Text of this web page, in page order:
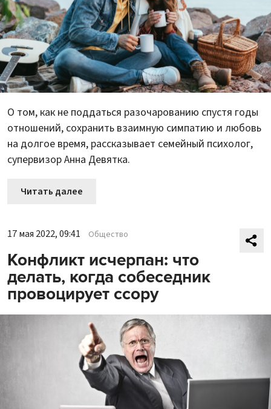
О том, как не поддаться разочарованию спустя годы
отношений, сохранить взаимную симпатию и любовь
на долгое время, рассказывает семейный психолог,
супервизор Анна Девятка.
Читать далее
17 мая 2022, 09:41 Общество
Конфликт исчерпан: что
делать, когда собеседник
провоцирует ссору